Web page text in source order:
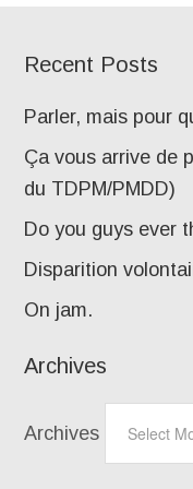
Recent Posts
Parler, mais pour
Ça vous arrive de
du TDPM/PMDD)
Do you guys ever
Disparition
On jam.
Archives
Archives